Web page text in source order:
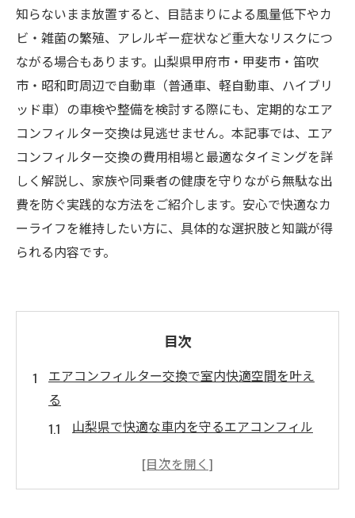
知らないまま放置すると、目詰まりによる風量低下やカ
ビ・雑菌の繁殖、アレルギー症状など重大なリスクにつ
ながる場合もあります。山梨県甲府市・甲斐市・笛吹
市・昭和町周辺で自動車（普通車、軽自動車、ハイブリ
ッド車）の車検や整備を検討する際にも、定期的なエア
コンフィルター交換は見逃せません。本記事では、エア
コンフィルター交換の費用相場と最適なタイミングを詳
しく解説し、家族や同乗者の健康を守りながら無駄な出
費を防ぐ実践的な方法をご紹介します。安心で快適なカ
ーライフを維持したい方に、具体的な選択肢と知識が得
られる内容です。
目次
エアコンフィルター交換で室内快適空間を叶え
る
山梨県で快適な車内を守るエアコンフィル
甲府市で安いエアコンフィルター交換が快